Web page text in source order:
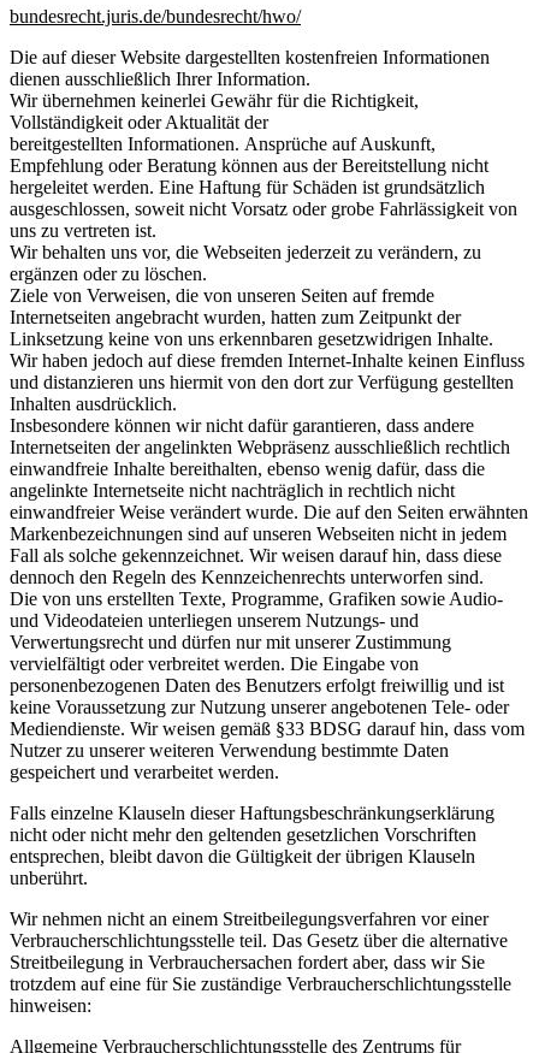
bundesrecht.juris.de/bundesrecht/hwo/
Die auf dieser Website dargestellten kostenfreien Informationen
dienen ausschließlich Ihrer Information.
Wir übernehmen keinerlei Gewähr für die Richtigkeit,
Vollständigkeit oder Aktualität der
bereitgestellten Informationen. Ansprüche auf Auskunft,
Empfehlung oder Beratung können aus der Bereitstellung nicht
hergeleitet werden. Eine Haftung für Schäden ist grundsätzlich
ausgeschlossen, soweit nicht Vorsatz oder grobe Fahrlässigkeit von
uns zu vertreten ist.
Wir behalten uns vor, die Webseiten jederzeit zu verändern, zu
ergänzen oder zu löschen.
Ziele von Verweisen, die von unseren Seiten auf fremde
Internetseiten angebracht wurden, hatten zum Zeitpunkt der
Linksetzung keine von uns erkennbaren gesetzwidrigen Inhalte.
Wir haben jedoch auf diese fremden Internet-Inhalte keinen Einfluss
und distanzieren uns hiermit von den dort zur Verfügung gestellten
Inhalten ausdrücklich.
Insbesondere können wir nicht dafür garantieren, dass andere
Internetseiten der angelinkten Webpräsenz ausschließlich rechtlich
einwandfreie Inhalte bereithalten, ebenso wenig dafür, dass die
angelinkte Internetseite nicht nachträglich in rechtlich nicht
einwandfreier Weise verändert wurde. Die auf den Seiten erwähnten
Markenbezeichnungen sind auf unseren Webseiten nicht in jedem
Fall als solche gekennzeichnet. Wir weisen darauf hin, dass diese
dennoch den Regeln des Kennzeichenrechts unterworfen sind.
Die von uns erstellten Texte, Programme, Grafiken sowie Audio-
und Videodateien unterliegen unserem Nutzungs- und
Verwertungsrecht und dürfen nur mit unserer Zustimmung
vervielfältigt oder verbreitet werden. Die Eingabe von
personenbezogenen Daten des Benutzers erfolgt freiwillig und ist
keine Voraussetzung zur Nutzung unserer angebotenen Tele- oder
Mediendienste. Wir weisen gemäß §33 BDSG darauf hin, dass vom
Nutzer zu unserer weiteren Verwendung bestimmte Daten
gespeichert und verarbeitet werden.
Falls einzelne Klauseln dieser Haftungsbeschränkungserklärung
nicht oder nicht mehr den geltenden gesetzlichen Vorschriften
entsprechen, bleibt davon die Gültigkeit der übrigen Klauseln
unberührt.
Wir nehmen nicht an einem Streitbeilegungsverfahren vor einer
Verbraucherschlichtungsstelle teil. Das Gesetz über die alternative
Streitbeilegung in Verbrauchersachen fordert aber, dass wir Sie
trotzdem auf eine für Sie zuständige Verbraucherschlichtungsstelle
hinweisen:
Allgemeine Verbraucherschlichtungsstelle des Zentrums für